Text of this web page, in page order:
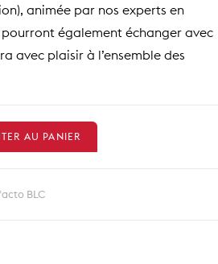
animée par nos experts en
également échanger avec
avec plaisir à l’ensemble des
AU PANIER
BLC